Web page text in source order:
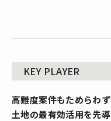
KEY PLAYER
高難度案件もためらわず
土地の最有効活用を先導